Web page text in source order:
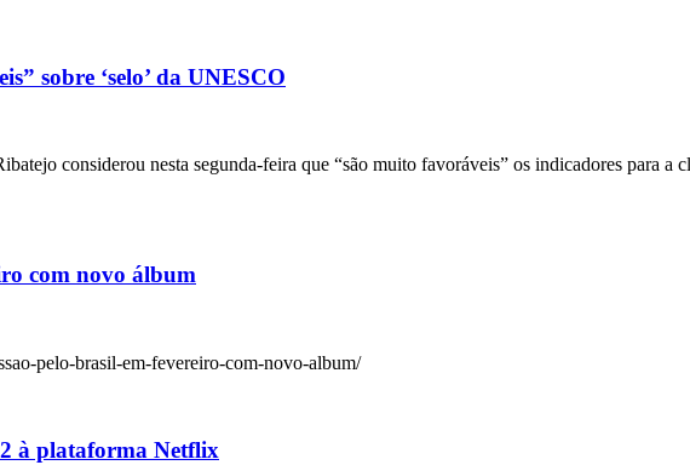
sobre ‘selo’ da UNESCO
considerou nesta segunda-feira que “são muito favoráveis” os indicadores para a
com novo álbum
pelo-brasil-em-fevereiro-com-novo-album/
à plataforma Netflix